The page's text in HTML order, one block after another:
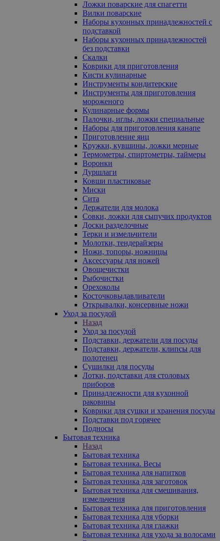
Ложки поварские для спагетти
Вилки поварские
Наборы кухонных принадлежностей с
подставкой
Наборы кухонных принадлежностей
без подставки
Скалки
Коврики для приготовления
Кисти кулинарные
Инструменты кондитерские
Инструменты для приготовления
мороженого
Кулинарные формы
Палочки, иглы, ложки специальные
Наборы для приготовления канапе
Приготовление яиц
Кружки, кувшины, ложки мерные
Термометры, спиртометры, таймеры
Воронки
Дуршлаги
Ковши пластиковые
Миски
Сита
Держатели для молока
Совки, ложки для сыпучих продуктов
Доски разделочные
Терки и измельчители
Молотки, тендерайзеры
Ножи, топоры, ножницы
Аксессуары для ножей
Овощечистки
Рыбочистки
Орехоколы
Косточковыдавливатели
Открывалки, консервные ножи
Уход за посудой
Назад
Уход за посудой
Подставки, держатели для посуды
Подставки, держатели, клипсы для
полотенец
Сушилки для посуды
Лотки, подставки для столовых
приборов
Принадлежности для кухонной
раковины
Коврики для сушки и хранения посуды
Подставки под горячее
Подносы
Бытовая техника
Назад
Бытовая техника
Бытовая техника. Весы
Бытовая техника для напитков
Бытовая техника для заготовок
Бытовая техника для смешивания,
измельчения
Бытовая техника для приготовления
Бытовая техника для уборки
Бытовая техника для глажки
Бытовая техника для ухода за волосами